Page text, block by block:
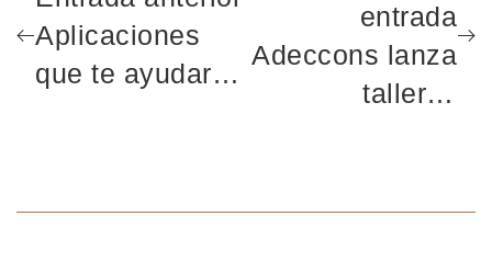
Aplicaciones
que te ayudarán
entrada
Adeccons lanza
talleres
Constantina